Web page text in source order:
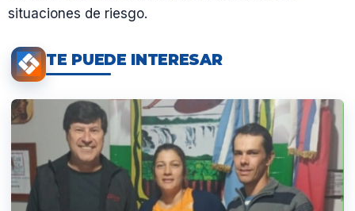
situaciones de riesgo.
TE PUEDE INTERESAR